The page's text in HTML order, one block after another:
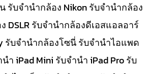
รับจำนำกล้อง Nikon รับจำนำกล้อง
DSLR รับจำนำกล้องดีเอสแอลอาร์
รับจำนำกล้องโซนี่ รับจำนำไอแพด
ำ iPad Mini รับจำนำ iPad Pro รับ